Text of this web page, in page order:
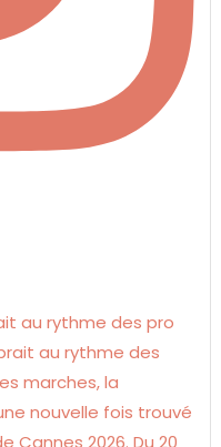
au rythme des pro